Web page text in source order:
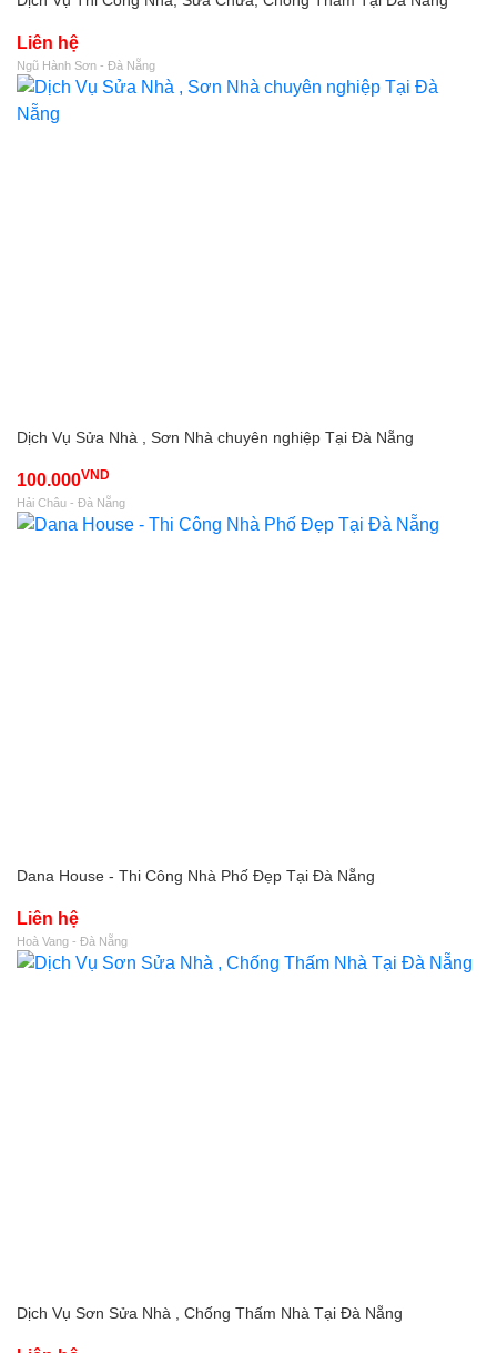
Liên hệ
Ngũ Hành Sơn - Đà Nẵng
Dịch Vụ Sửa Nhà , Sơn Nhà chuyên nghiệp Tại Đà Nẵng
100.000VND
Hải Châu - Đà Nẵng
Dana House - Thi Công Nhà Phố Đẹp Tại Đà Nẵng
Liên hệ
Hoà Vang - Đà Nẵng
Dịch Vụ Sơn Sửa Nhà , Chống Thấm Nhà Tại Đà Nẵng